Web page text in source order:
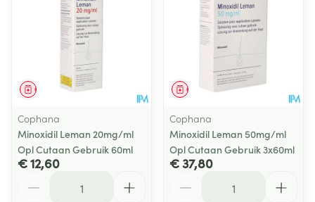
Geneesmiddel
Cophana
Minoxidil Leman 20mg/ml
Opl Cutaan Gebruik 60ml
€ 12,60
Geneesmiddel
Cophana
Minoxidil Leman 50mg/ml
Opl Cutaan Gebruik 3x60ml
€ 37,80